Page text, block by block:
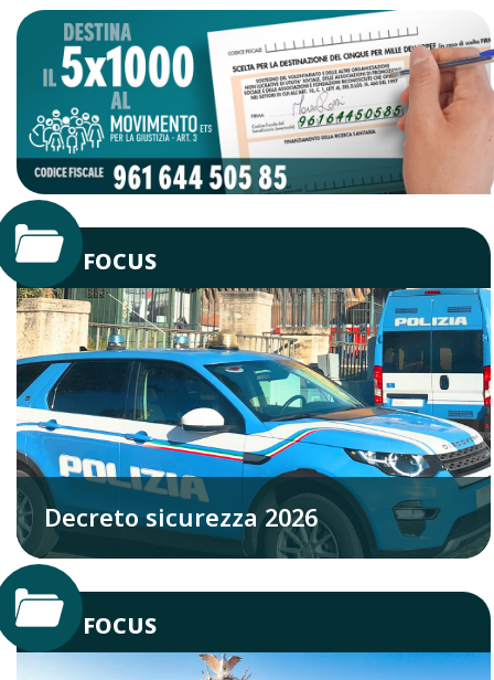
FOCUS
Decreto sicurezza 2026
FOCUS